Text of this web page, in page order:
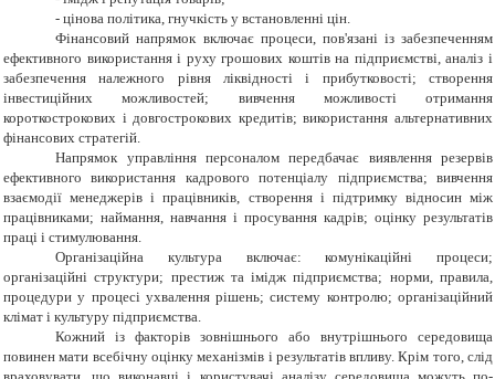
- цінова політика, гнучкість у встановленні цін.
Фінансовий напрямок включає процеси, пов'язані із забезпеченням
ефективного використання і руху грошових коштів на підприємстві, аналіз і
забезпечення належного рівня ліквідності і прибутковості; створення
інвестиційних можливостей; вивчення можливості отримання
короткострокових і довгострокових кредитів; використання альтернативних
фінансових стратегій.
Напрямок управління персоналом передбачає виявлення резервів
ефективного використання кадрового потенціалу підприємства; вивчення
взаємодії менеджерів і працівників, створення і підтримку відносин між
працівниками; наймання, навчання і просування кадрів; оцінку результатів
праці і стимулювання.
Організаційна культура включає: комунікаційні процеси;
організаційні структури; престиж та імідж підприємства; норми, правила,
процедури у процесі ухвалення рішень; систему контролю; організаційний
клімат і культуру підприємства.
Кожний із факторів зовнішнього або внутрішнього середовища
повинен мати всебічну оцінку механізмів і результатів впливу. Крім того, слід